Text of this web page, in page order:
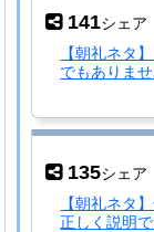
141シェア
【朝礼ネタ
でもありま
135シェア
【朝礼ネタ
正しく説明